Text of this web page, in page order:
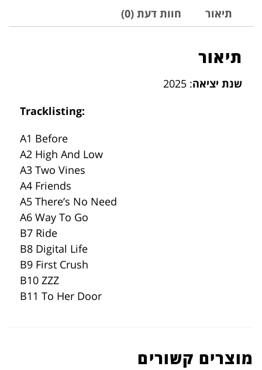
תיאור חוות דעת (0)
תיאור
שנת יציאה: 2025
Tracklisting:
A1 Before
A2 High And Low
A3 Two Vines
A4 Friends
A5 There’s No Need
A6 Way To Go
B7 Ride
B8 Digital Life
B9 First Crush
B10 ZZZ
B11 To Her Door
מוצרים קשורים